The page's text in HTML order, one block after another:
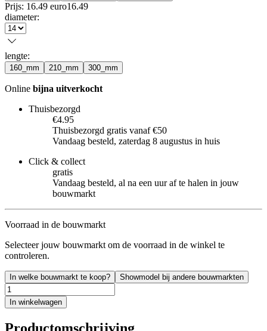
Prijs: 16.49 euro16.49
diameter:
lengte:
160_mm 210_mm 300_mm
Online bijna uitverkocht
Thuisbezorgd
€4.95
Thuisbezorgd gratis vanaf €50
Vandaag besteld, zaterdag 8 augustus in huis
Click & collect
gratis
Vandaag besteld, al na een uur af te halen in jouw
bouwmarkt
Voorraad in de bouwmarkt
Selecteer jouw bouwmarkt om de voorraad in de winkel te
controleren.
In welke bouwmarkt te koop? Showmodel bij andere bouwmarkten
In winkelwagen
Productomschrijving